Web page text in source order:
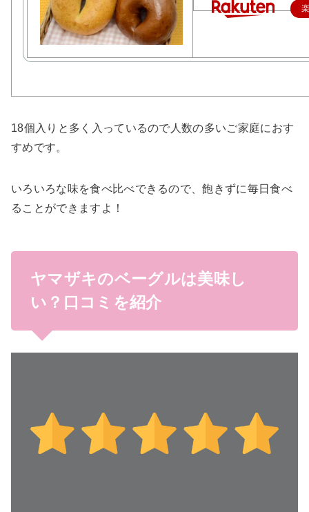
18個入りと多く入っているので人数の多いご家庭におす
すめです。
いろいろな味を食べ比べできるので、飽きずに毎日食べ
ることができますよ！
ヤマザキのベーグルは美味し
い？口コミを紹介